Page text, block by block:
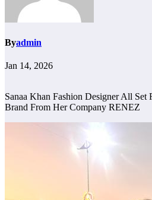
Byadmin
Jan 14, 2026
Sanaa Khan Fashion Designer All Set
Brand From Her Company RENEZ